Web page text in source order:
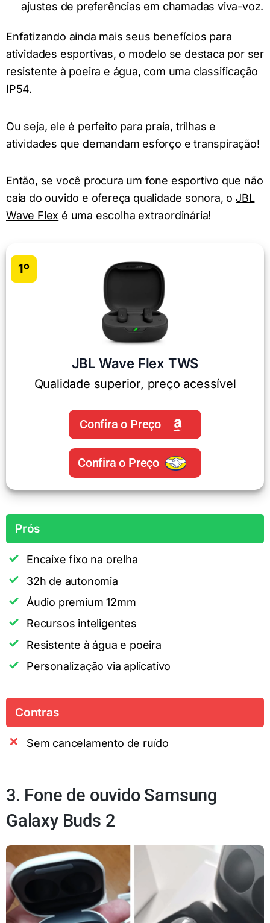
ajustes de preferências em chamadas viva-voz.
Enfatizando ainda mais seus benefícios para
atividades esportivas, o modelo se destaca por ser
resistente à poeira e água, com uma classificação
IP54.
Ou seja, ele é perfeito para praia, trilhas e
atividades que demandam esforço e transpiração!
Então, se você procura um fone esportivo que não
caia do ouvido e ofereça qualidade sonora, o JBL
Wave Flex é uma escolha extraordinária!
1º
JBL Wave Flex TWS
Qualidade superior, preço acessível
Confira o Preço
Confira o Preço
Prós
Encaixe fixo na orelha
32h de autonomia
Áudio premium 12mm
Recursos inteligentes
Resistente à água e poeira
Personalização via aplicativo
Contras
Sem cancelamento de ruído
3. Fone de ouvido Samsung
Galaxy Buds 2